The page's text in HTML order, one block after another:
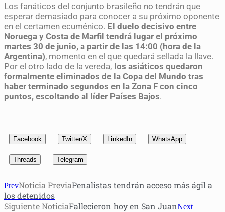
Los fanáticos del conjunto brasileño no tendrán que
esperar demasiado para conocer a su próximo oponente
en el certamen ecuménico. El duelo decisivo entre
Noruega y Costa de Marfil tendrá lugar el próximo
martes 30 de junio, a partir de las 14:00 (hora de la
Argentina), momento en el que quedará sellada la llave.
Por el otro lado de la vereda, los asiáticos quedaron
formalmente eliminados de la Copa del Mundo tras
haber terminado segundos en la Zona F con cinco
puntos, escoltando al líder Países Bajos.
Facebook Twitter/X LinkedIn WhatsApp
Threads Telegram
PrevNoticia PreviaPenalistas tendrán acceso más ágil a
los detenidos
Siguiente NoticiaFallecieron hoy en San JuanNext